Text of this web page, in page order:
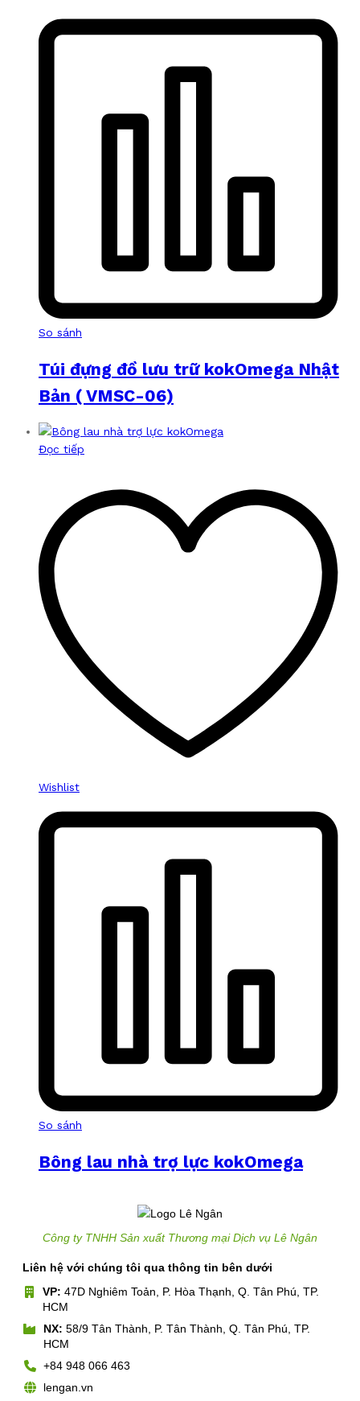
So sánh
Túi đựng đồ lưu trữ kokOmega Nhật
Bản ( VMSC-06)
Đọc tiếp
Wishlist
So sánh
Bông lau nhà trợ lực kokOmega
Công ty TNHH Sản xuất Thương mại Dịch vụ Lê Ngân
Liên hệ với chúng tôi qua thông tin bên dưới
VP: 47D Nghiêm Toản, P. Hòa Thạnh, Q. Tân Phú, TP.
HCM
NX: 58/9 Tân Thành, P. Tân Thành, Q. Tân Phú, TP.
HCM
+84 948 066 463
lengan.vn